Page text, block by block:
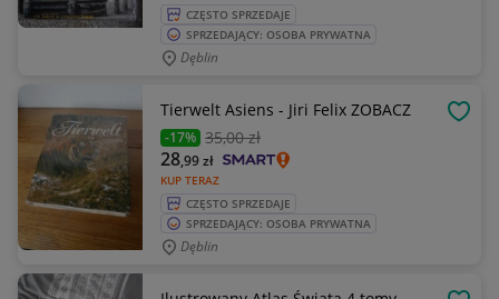
CZĘSTO SPRZEDAJE
SPRZEDAJĄCY: OSOBA PRYWATNA
Dęblin
Tierwelt Asiens - Jiri Felix ZOBACZ
-17% 35,00 zł
KUP TERAZ
28,99zł
CZĘSTO SPRZEDAJE
SPRZEDAJĄCY: OSOBA PRYWATNA
Dęblin